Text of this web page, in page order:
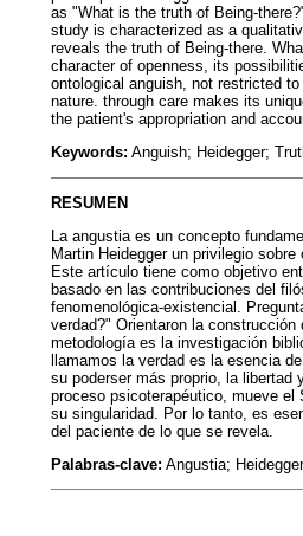
as "What is the truth of Being-
study is characterized as a
reveals the truth of Being-there.
character of openness, its
ontological anguish, not restricted
nature. through care makes its
the patient's appropriation and
Keywords: Anguish; Heidegger;
RESUMEN
La angustia es un concepto
Martin Heidegger un privilegio
Este artículo tiene como objetivo
basado en las contribuciones del
fenomenológica-existencial.
verdad?" Orientaron la
metodología es la investigación
llamamos la verdad es la esencia
su poderser más proprio, la libertad
proceso psicoterapéutico, mueve el
su singularidad. Por lo tanto, es
del paciente de lo que se revela.
Palabras-clave: Angustia;